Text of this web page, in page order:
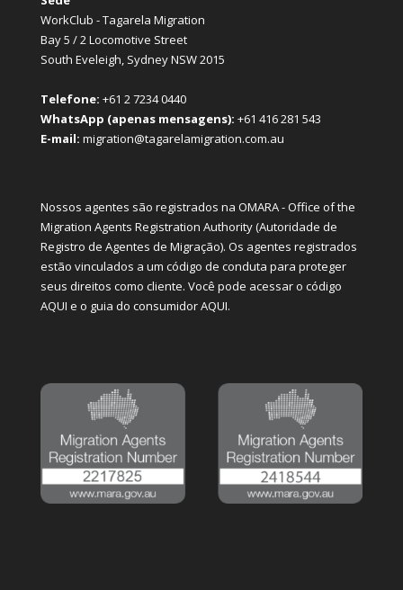
WorkClub - Tagarela Migration
Bay 5 / 2 Locomotive Street
South Eveleigh, Sydney NSW 2015
Telefone: +61 2 7234 0440
WhatsApp (apenas mensagens): +61 416 281 543
E-mail: migration@tagarelamigration.com.au
Nossos agentes são registrados na OMARA - Office of the
Migration Agents Registration Authority (Autoridade de
Registro de Agentes de Migração). Os agentes registrados
estão vinculados a um código de conduta para proteger
seus direitos como cliente. Você pode acessar o código
AQUI e o guia do consumidorAQUI.